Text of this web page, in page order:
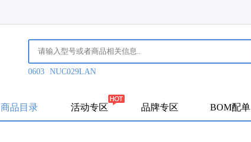
0603 NUC029LAN
商品目录 活动专区 品牌专区 BOM配单